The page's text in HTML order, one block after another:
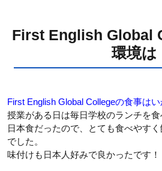
First English Global
環境は
First English Global Collegeの食事は
授業がある日は毎日学校のランチを食
日本食だったので、とても食べやす
でした。
味付けも日本人好みで良かったです！